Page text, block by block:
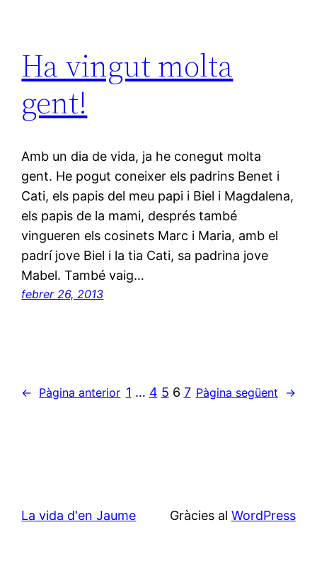
Ha vingut molta
gent!
Amb un dia de vida, ja he conegut molta
gent. He pogut coneixer els padrins Benet i
Cati, els papis del meu papi i Biel i Magdalena,
els papis de la mami, després també
vingueren els cosinets Marc i Maria, amb el
padrí jove Biel i la tia Cati, sa padrina jove
Mabel. També vaig…
febrer 26, 2013
← Pàgina anterior 1 … 4 5 6 7 Pàgina següent →
La vida d'en Jaume Gràcies al WordPress